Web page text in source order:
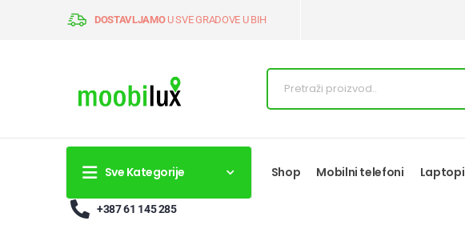
DOSTAVLJAMOU SVE GRADOVE U BIH
Sve Kategorije Shop Mobilni telefoni Laptopi
+387 61 145 285